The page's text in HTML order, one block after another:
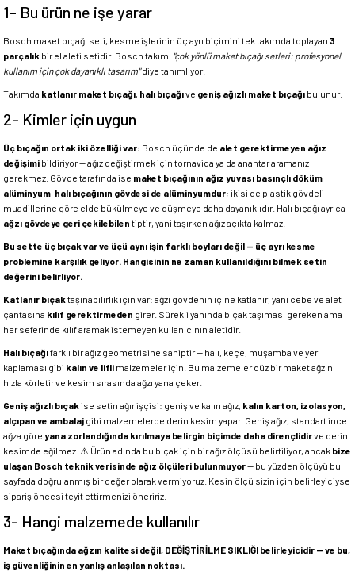
1- Bu ürün ne işe yarar
Bosch maket bıçağı seti, kesme işlerinin üç ayrı biçimini tek takımda toplayan 3
parçalık bir el aleti setidir. Bosch takımı "çok yönlü maket bıçağı setleri: profesyonel
kullanım için çok dayanıklı tasarım"diye tanımlıyor.
Takımda katlanır maket bıçağı, halı bıçağıve geniş ağızlı maket bıçağı bulunur.
2- Kimler için uygun
Üç bıçağın ortak iki özelliği var: Bosch üçünde de alet gerektirmeyen ağız
değişimi bildiriyor — ağız değiştirmek için tornavida ya da anahtar aramanız
gerekmez. Gövde tarafında ise maket bıçağının ağız yuvası basınçlı döküm
alüminyum, halı bıçağının gövdesi de alüminyumdur; ikisi de plastik gövdeli
muadillerine göre elde bükülmeye ve düşmeye daha dayanıklıdır. Halı bıçağı ayrıca
ağzı gövdeye geri çekilebilen tiptir, yani taşırken ağız açıkta kalmaz.
Bu sette üç bıçak var ve üçü aynı işin farklı boyları değil — üç ayrı kesme
problemine karşılık geliyor. Hangisinin ne zaman kullanıldığını bilmek setin
değerini belirliyor.
Katlanır bıçak taşınabilirlik için var: ağzı gövdenin içine katlanır, yani cebe ve alet
çantasına kılıf gerektirmeden girer. Sürekli yanında bıçak taşıması gereken ama
her seferinde kılıf aramak istemeyen kullanıcının aletidir.
Halı bıçağıfarklı bir ağız geometrisine sahiptir — halı, keçe, muşamba ve yer
kaplaması gibi kalın ve lifli malzemeler için. Bu malzemeler düz bir maket ağzını
hızla körletir ve kesim sırasında ağzı yana çeker.
Geniş ağızlı bıçak ise setin ağır işçisi: geniş ve kalın ağız, kalın karton, izolasyon,
alçıpan ve ambalaj gibi malzemelerde derin kesim yapar. Geniş ağız, standart ince
ağza göre yana zorlandığında kırılmaya belirgin biçimde daha dirençlidirve derin
kesimde eğilmez. ⚠️ Ürün adında bu bıçak için bir ağız ölçüsü belirtiliyor, ancak bize
ulaşan Bosch teknik verisinde ağız ölçüleri bulunmuyor— bu yüzden ölçüyü bu
sayfada doğrulanmış bir değer olarak vermiyoruz. Kesin ölçü sizin için belirleyiciyse
sipariş öncesi teyit ettirmenizi öneririz.
3- Hangi malzemede kullanılır
Maket bıçağında ağzın kalitesi değil, DEĞİŞTİRİLME SIKLIĞI belirleyicidir — ve bu,
iş güvenliğinin en yanlış anlaşılan noktası.